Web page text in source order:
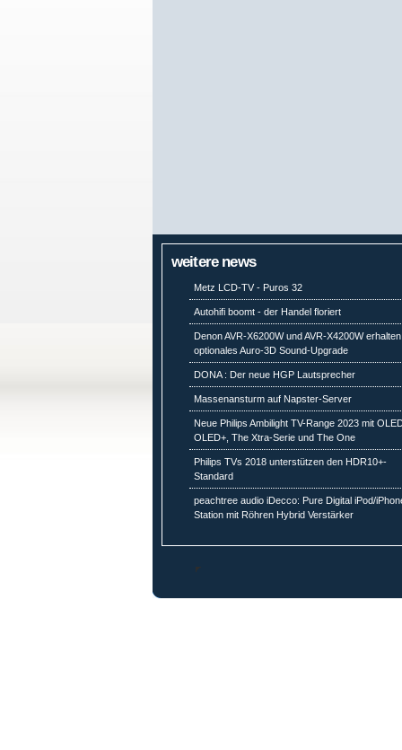
weitere news
Metz LCD-TV - Puros 32
Autohifi boomt - der Handel floriert
Denon AVR-X6200W und AVR-X4200W erhalten
optionales Auro-3D Sound-Upgrade
DONA : Der neue HGP Lautsprecher
Massenansturm auf Napster-Server
Neue Philips Ambilight TV-Range 2023 mit
OLED+, The Xtra-Serie und The One
Philips TVs 2018 unterstützen den HDR10+-
Standard
peachtree audio iDecco: Pure Digital iPod/
Station mit Röhren Hybrid Verstärker